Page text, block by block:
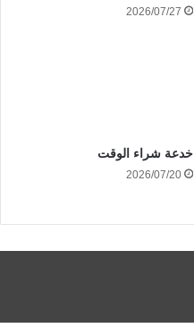
2026/07/27
خدعة شراء الوقت
2026/07/20